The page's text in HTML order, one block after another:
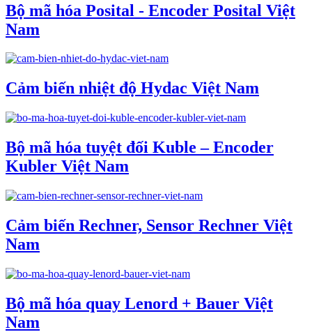
Bộ mã hóa Posital - Encoder Posital Việt
Nam
Cảm biến nhiệt độ Hydac Việt Nam
Bộ mã hóa tuyệt đối Kuble – Encoder
Kubler Việt Nam
Cảm biến Rechner, Sensor Rechner Việt
Nam
Bộ mã hóa quay Lenord + Bauer Việt
Nam